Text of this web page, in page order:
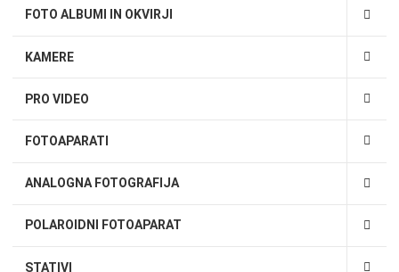
FOTO ALBUMI IN OKVIRJI
KAMERE
PRO VIDEO
FOTOAPARATI
ANALOGNA FOTOGRAFIJA
POLAROIDNI FOTOAPARAT
STATIVI